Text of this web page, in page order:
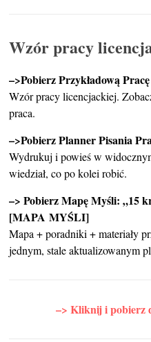
Wzór pracy
–>Pobierz Przykładową
Wzór pracy licencjackiej.
praca.
–>Pobierz Planner Pisania
Wydrukuj i powieś w
wiedział, co po kolei robić.
–> Pobierz Mapę Myśli: „15
[MAPA MYŚLI]
Mapa + poradniki + materiały
jednym, stale aktualizowanym
–> Kliknij i pobierz